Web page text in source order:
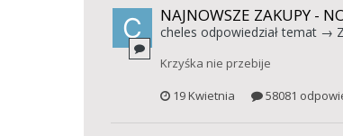
NAJNOWSZE ZAKUPY -
cheles odpowiedział temat →
Krzyśka nie przebije
19 Kwietnia
58081